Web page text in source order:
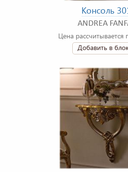
Консоль
ANDREA
Цена рассчитывается
Добавить в